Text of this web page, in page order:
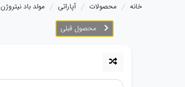
خانه محصولات آپاراتی مولد باد نیتروژن
محصول قبلی